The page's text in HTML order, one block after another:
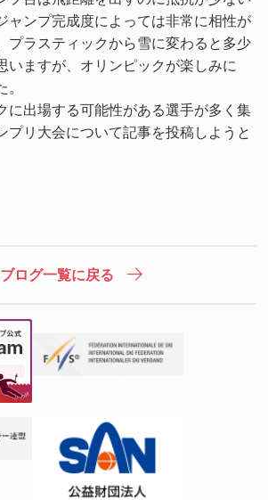
ャンプ完成度によっては非常に相性が
プラスティックから雪に変わると多少
いますが、オリンピックが楽しみに
に出場する可能性がある選手が多く集
プリ大会について記事を投稿しようと
ブログ一覧に戻る